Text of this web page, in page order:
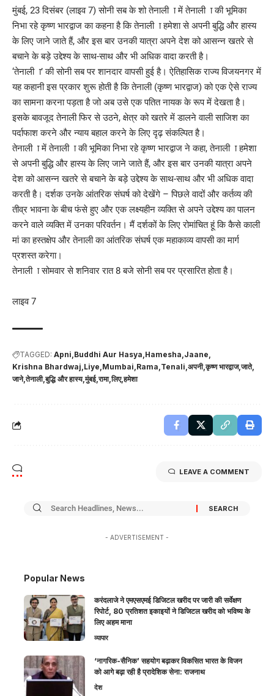
मुंबई, 23 दिसंबर (लाइव 7) सोनी सब के शो तेनाली ा में तेनाली ा की भूमिका
निभा रहे कृष्ण भारद्वाज का कहना है कि तेनाली ा हमेशा से अपनी बुद्धि और हास्य
के लिए जाने जाते हैं, और इस बार उनकी यात्रा अपने देश को आसन्न खतरे से
बचाने के बड़े उद्देश्य के साथ-साथ और भी अधिक वादा करती है।
‘तेनाली ा’ की सोनी सब पर शानदार वापसी हुई है। ऐतिहासिक राज्य विजयनगर में
यह कहानी इस प्रकार शुरू होती है कि तेनाली (कृष्ण भारद्वाज) को एक ऐसे राज्य
का सामना करना पड़ता है जो अब उसे एक पतित नायक के रूप में देखता है।
इसके बावजूद तेनाली फिर से उठने, क्षेत्र को खतरे में डालने वाली साजिश का
पर्दाफाश करने और न्याय बहाल करने के लिए दृढ़ संकल्पित है।
तेनाली ा में तेनाली ा की भूमिका निभा रहे कृष्ण भारद्वाज ने कहा, तेनाली ा हमेशा
से अपनी बुद्धि और हास्य के लिए जाने जाते हैं, और इस बार उनकी यात्रा अपने
देश को आसन्न खतरे से बचाने के बड़े उद्देश्य के साथ-साथ और भी अधिक वादा
करती है। दर्शक उनके आंतरिक संघर्ष को देखेंगे – पिछले वादों और कर्तव्य की
तीव्र भावना के बीच फंसे हुए और एक लक्ष्यहीन व्यक्ति से अपने उद्देश्य का पालन
करने वाले व्यक्ति में उनका परिवर्तन। मैं दर्शकों के लिए रोमांचित हूं कि कैसे काली
मां का हस्तक्षेप और तेनाली का आंतरिक संघर्ष एक महाकाव्य वापसी का मार्ग
प्रशस्त करेगा।
तेनाली ा सोमवार से शनिवार रात 8 बजे सोनी सब पर प्रसारित होता है।
लाइव 7
TAGGED: Apni Buddhi Aur Hasya Hamesha Jaane
Krishna Bhardwaj Liye Mumbai Rama Tenali अपनी कृष्ण भारद्वाज जाते
जाने तेनाली बुद्धि और हास्य मुंबई रामा लिए हमेशा
LEAVE A COMMENT
- ADVERTISEMENT -
Popular News
करंदलाजे ने एमएसएमई डिजिटल खरीद पर जारी की सर्वेक्षण
रिपोर्ट, 80 प्रतिशत इकाइयों ने डिजिटल खरीद को भविष्य के
लिए अहम माना
व्यापार
‘नागरिक-सैनिक’ सहयोग बढ़ाकर विकसित भारत के विजन
को आगे बढ़ा रही है प्रादेशिक सेना: राजनाथ
देश